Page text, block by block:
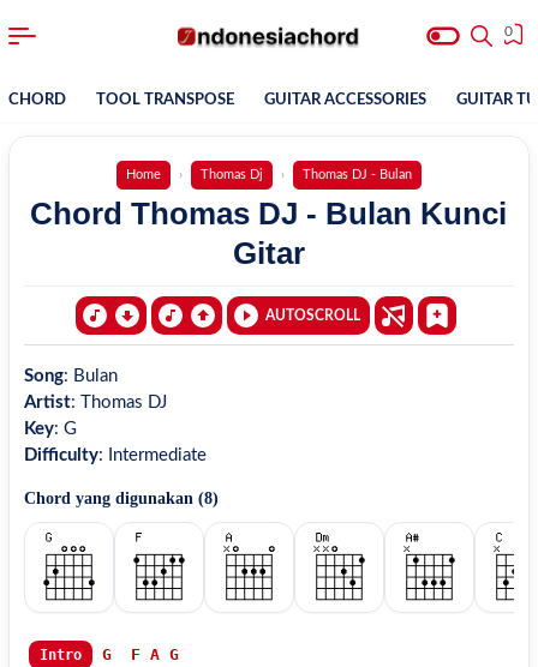
0
CHORD TOOL TRANSPOSE GUITAR ACCESSORIES GUITAR
Home Thomas Dj Thomas DJ - Bulan
Chord Thomas DJ - Bulan Kunci
Gitar
AUTOSCROLL
Song: Bulan
Artist:
Thomas DJ
Key: G
Difficulty: Intermediate
Chord yang digunakan (8)
Intro G F A G